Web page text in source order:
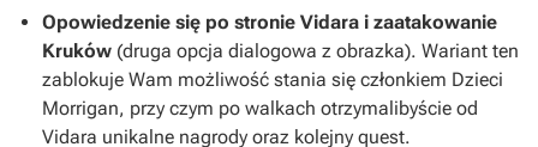
Opowiedzenie się po stronie Vidara i zaatakowanie
Kruków (druga opcja dialogowa z obrazka). Wariant ten
zablokuje Wam możliwość stania się członkiem Dzieci
Morrigan, przy czym po walkach otrzymalibyście od
Vidara unikalne nagrody oraz kolejny quest.